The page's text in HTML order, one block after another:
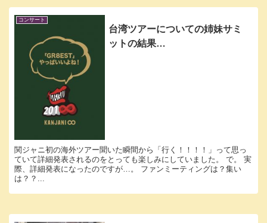
コンサート
台湾ツアーについての姉妹サミ
ットの結果…
関ジャニ初の海外ツアー聞いた瞬間から「行く！！！！」って思っ
ていて詳細発表されるのをとっても楽しみにしていました。 で。 実
際、詳細発表になったのですが…。 ファンミーティングは？集い
は？？...